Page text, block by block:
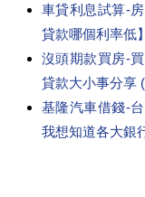
車貸利息試算-
貸款哪個利率低
沒頭期款買房-
貸款大小事分享
基隆汽車借錢-
我想知道各大銀